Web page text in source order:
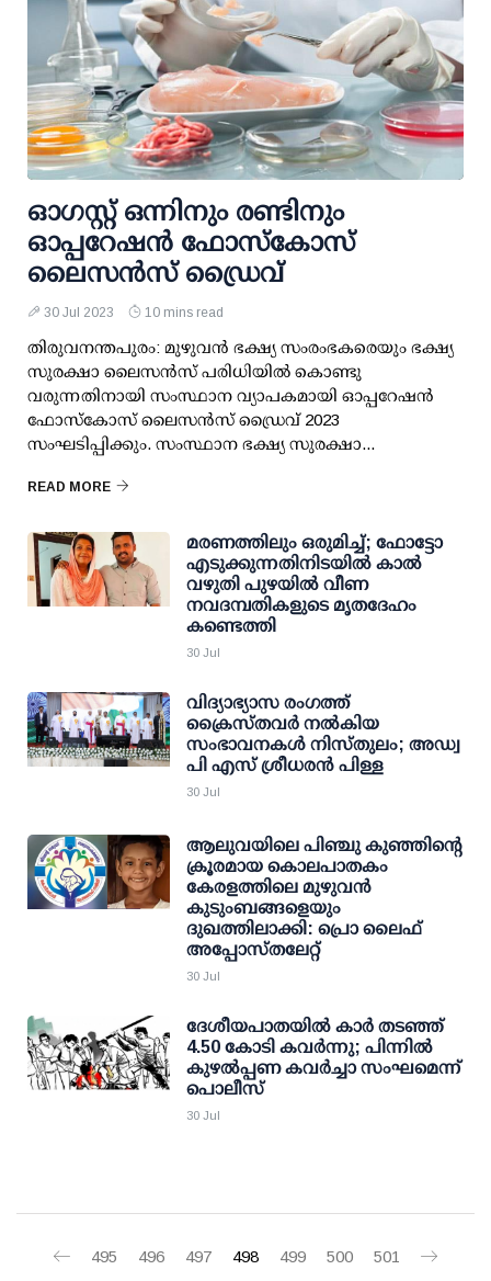
ഓഗസ്റ്റ് ഒന്നിനും രണ്ടിനും
ഓപ്പറേഷന്‍ ഫോസ്‌കോസ്
ലൈസന്‍സ് ഡ്രൈവ്
30 Jul 2023 10 mins read
തിരുവനന്തപുരം: മുഴുവന്‍ ഭക്ഷ്യ സംരംഭകരെയും ഭക്ഷ്യ
സുരക്ഷാ ലൈസന്‍സ് പരിധിയില്‍ കൊണ്ടു
വരുന്നതിനായി സംസ്ഥാന വ്യാപകമായി ഓപ്പറേഷന്‍
ഫോസ്‌കോസ് ലൈസന്‍സ് ഡ്രൈവ് 2023
സംഘടിപ്പിക്കും. സംസ്ഥാന ഭക്ഷ്യ സുരക്ഷാ...
READ MORE
മരണത്തിലും ഒരുമിച്ച്; ഫോട്ടോ
എടുക്കുന്നതിനിടയിൽ കാൽ
വഴുതി പുഴയിൽ വീണ
നവദമ്പതികളുടെ മൃതദേഹം
കണ്ടെത്തി
30 Jul
വിദ്യാഭ്യാസ രംഗത്ത്
ക്രൈസ്തവർ നൽകിയ
സംഭാവനകൾ നിസ്തുലം; അഡ്വ
പി എസ് ശ്രീധരൻ പിള്ള
30 Jul
ആലുവയിലെ പിഞ്ചു കുഞ്ഞിന്റെ
ക്രൂരമായ കൊലപാതകം
കേരളത്തിലെ മുഴുവൻ
കുടുംബങ്ങളെയും
ദുഖത്തിലാക്കി: പ്രൊ ലൈഫ്
അപ്പോസ്തലേറ്റ്
30 Jul
ദേശീയപാതയിൽ കാർ തടഞ്ഞ്
4.50 കോടി കവർന്നു; പിന്നിൽ
കുഴൽപ്പണ കവർച്ചാ സംഘമെന്ന്
പൊലീസ്
30 Jul
495 496 497 498 499 500 501